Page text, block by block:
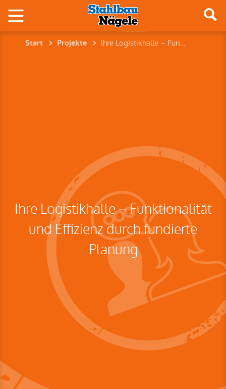
Start Projekte Ihre Logistikhalle – Funktionalität und Effizienz durch fundierte Planung
Ihre Logistikhalle – Funktionalität
und Effizienz durch fundierte
Planung